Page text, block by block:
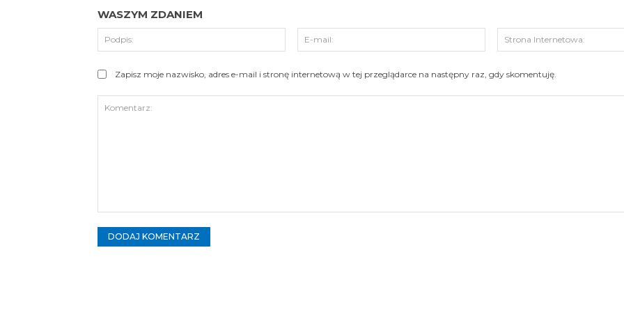
WASZYM ZDANIEM
Podpis:
mail:
Zapisz moje nazwisko, adres e-mail i stronę internetową w tej przeglądarce na następny raz, gdy skomentuję.